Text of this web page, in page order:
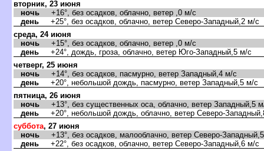
торник, 23 июня
ночь +16°, без осадков, облачно, ветер ,0 м/с
день +25°, без осадков, облачно, ветер Северо-Западный,2 м/с
среда, 24 июня
ночь +15°, без осадков, облачно, ветер ,0 м/с
день +24°, дождь, гроза, облачно, ветер Юго-Западный,5 м/с
четверг, 25 июня
ночь +14°, без осадков, пасмурно, ветер Западный,4 м/с
день +20°, небольшой дождь, пасмурно, ветер Западный,5 м/с
пятница, 26 июня
ночь +13°, без существенных оса, облачно, ветер Западный,5
день +20°, небольшой дождь, облачно, ветер Северо-
суббота, 27 июня
ночь +13°, без осадков, малооблачно, ветер Северо-
день +22°, без осадков, облачно, ветер Северо-Западный,6 м/с